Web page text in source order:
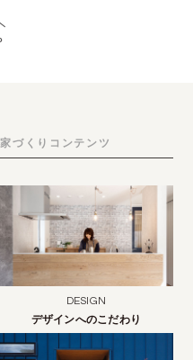
づくりコンテンツ
DESIGN
デザインへのこだわり